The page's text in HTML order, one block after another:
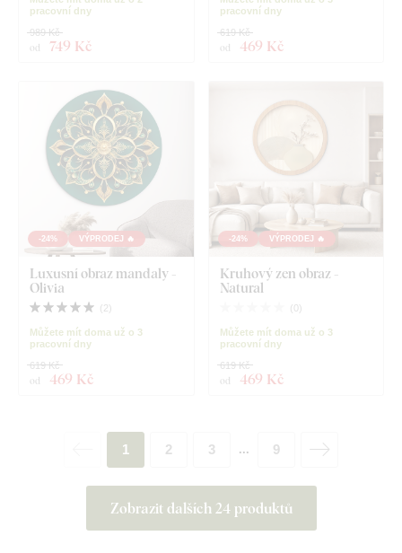
pracovní dny
od 749 Kč
989 Kč
pracovní dny
od 469 Kč
619 Kč
-24% VÝPRODEJ 🔥
Luxusní obraz mandaly -
Olivia
( 2)
Můžete mít doma už o 3
pracovní dny
od 469 Kč
619 Kč
-24% VÝPRODEJ 🔥
Kruhový zen obraz -
Natural
( 0)
Můžete mít doma už o 3
pracovní dny
od 469 Kč
619 Kč
Zobrazit dalších 24 produktů
1 2 3 ... 9